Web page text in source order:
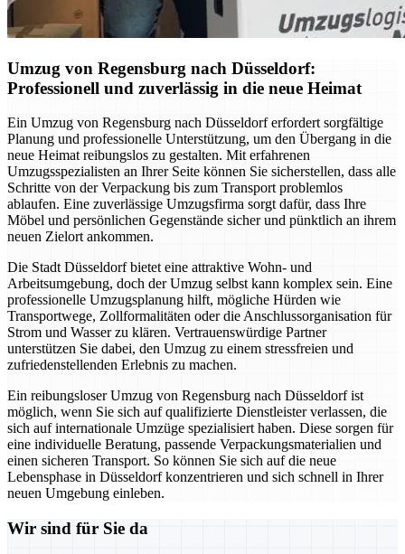
Umzug von Regensburg nach Düsseldorf:
Professionell und zuverlässig in die neue Heimat
Ein Umzug von Regensburg nach Düsseldorf erfordert sorgfältige
Planung und professionelle Unterstützung, um den Übergang in die
neue Heimat reibungslos zu gestalten. Mit erfahrenen
Umzugsspezialisten an Ihrer Seite können Sie sicherstellen, dass alle
Schritte von der Verpackung bis zum Transport problemlos
ablaufen. Eine zuverlässige Umzugsfirma sorgt dafür, dass Ihre
Möbel und persönlichen Gegenstände sicher und pünktlich an ihrem
neuen Zielort ankommen.
Die Stadt Düsseldorf bietet eine attraktive Wohn- und
Arbeitsumgebung, doch der Umzug selbst kann komplex sein. Eine
professionelle Umzugsplanung hilft, mögliche Hürden wie
Transportwege, Zollformalitäten oder die Anschlussorganisation für
Strom und Wasser zu klären. Vertrauenswürdige Partner
unterstützen Sie dabei, den Umzug zu einem stressfreien und
zufriedenstellenden Erlebnis zu machen.
Ein reibungsloser Umzug von Regensburg nach Düsseldorf ist
möglich, wenn Sie sich auf qualifizierte Dienstleister verlassen, die
sich auf internationale Umzüge spezialisiert haben. Diese sorgen für
eine individuelle Beratung, passende Verpackungsmaterialien und
einen sicheren Transport. So können Sie sich auf die neue
Lebensphase in Düsseldorf konzentrieren und sich schnell in Ihrer
neuen Umgebung einleben.
Wir sind für Sie da